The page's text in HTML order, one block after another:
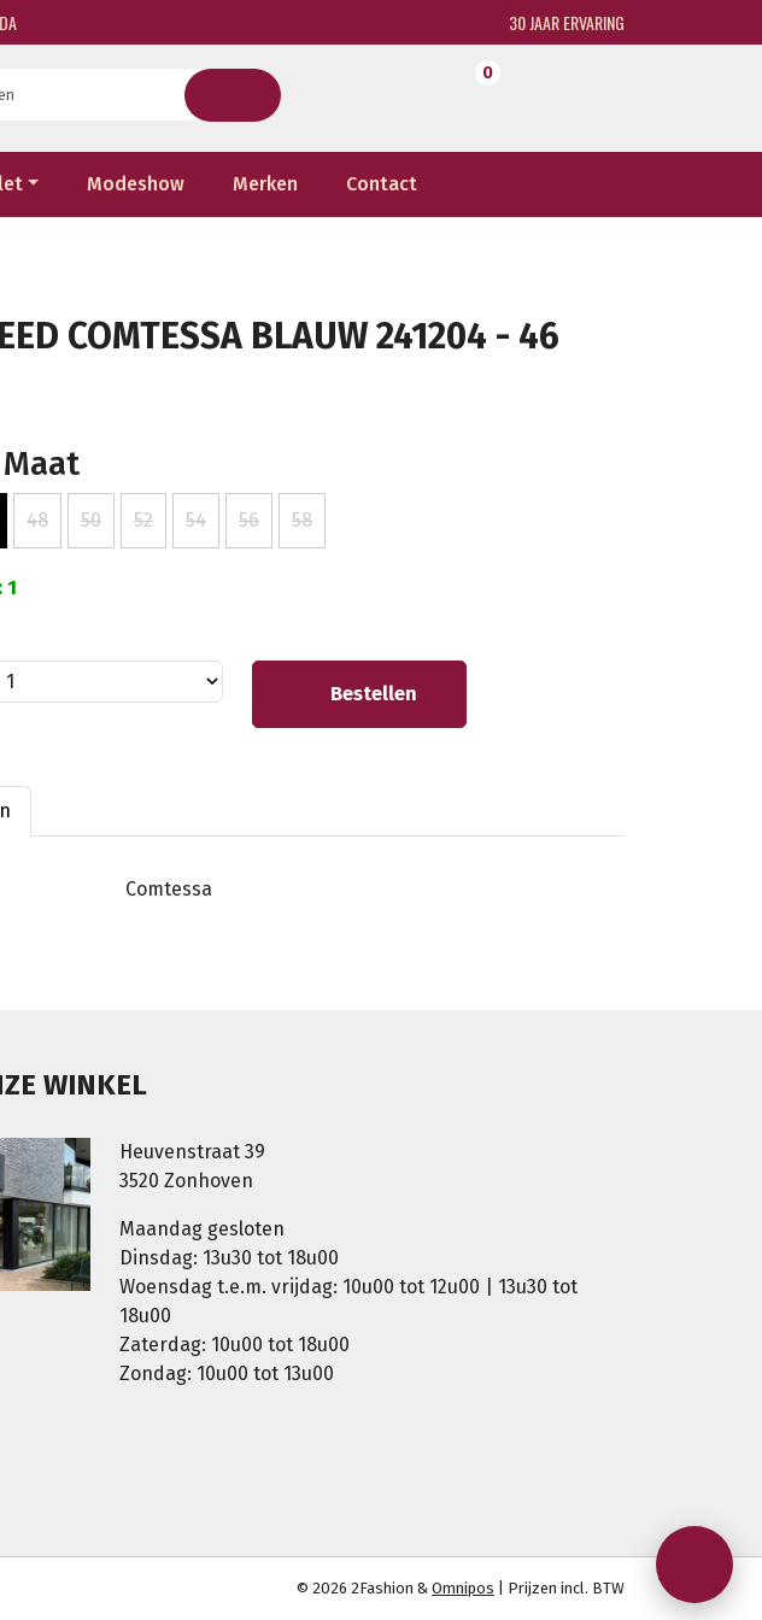
30 JAAR ERVARING
0
Modeshow Merken Contact
COMTESSA BLAUW 241204 - 46
48 50 52 54 56 58
1
Bestellen
Comtessa
WINKEL
Heuvenstraat 39
3520 Zonhoven
Maandag gesloten
Dinsdag: 13u30 tot 18u00
Woensdag t.e.m. vrijdag: 10u00 tot 12u00 | 13u30 tot
18u00
Zaterdag: 10u00 tot 18u00
Zondag: 10u00 tot 13u00
© 2026 2Fashion & Omnipos | Prijzen incl. BTW